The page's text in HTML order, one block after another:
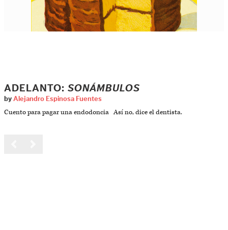
ADELANTO: SONÁMBULOS
by Alejandro Espinosa Fuentes
Cuento para pagar una endodoncia Así no, dice el dentista.